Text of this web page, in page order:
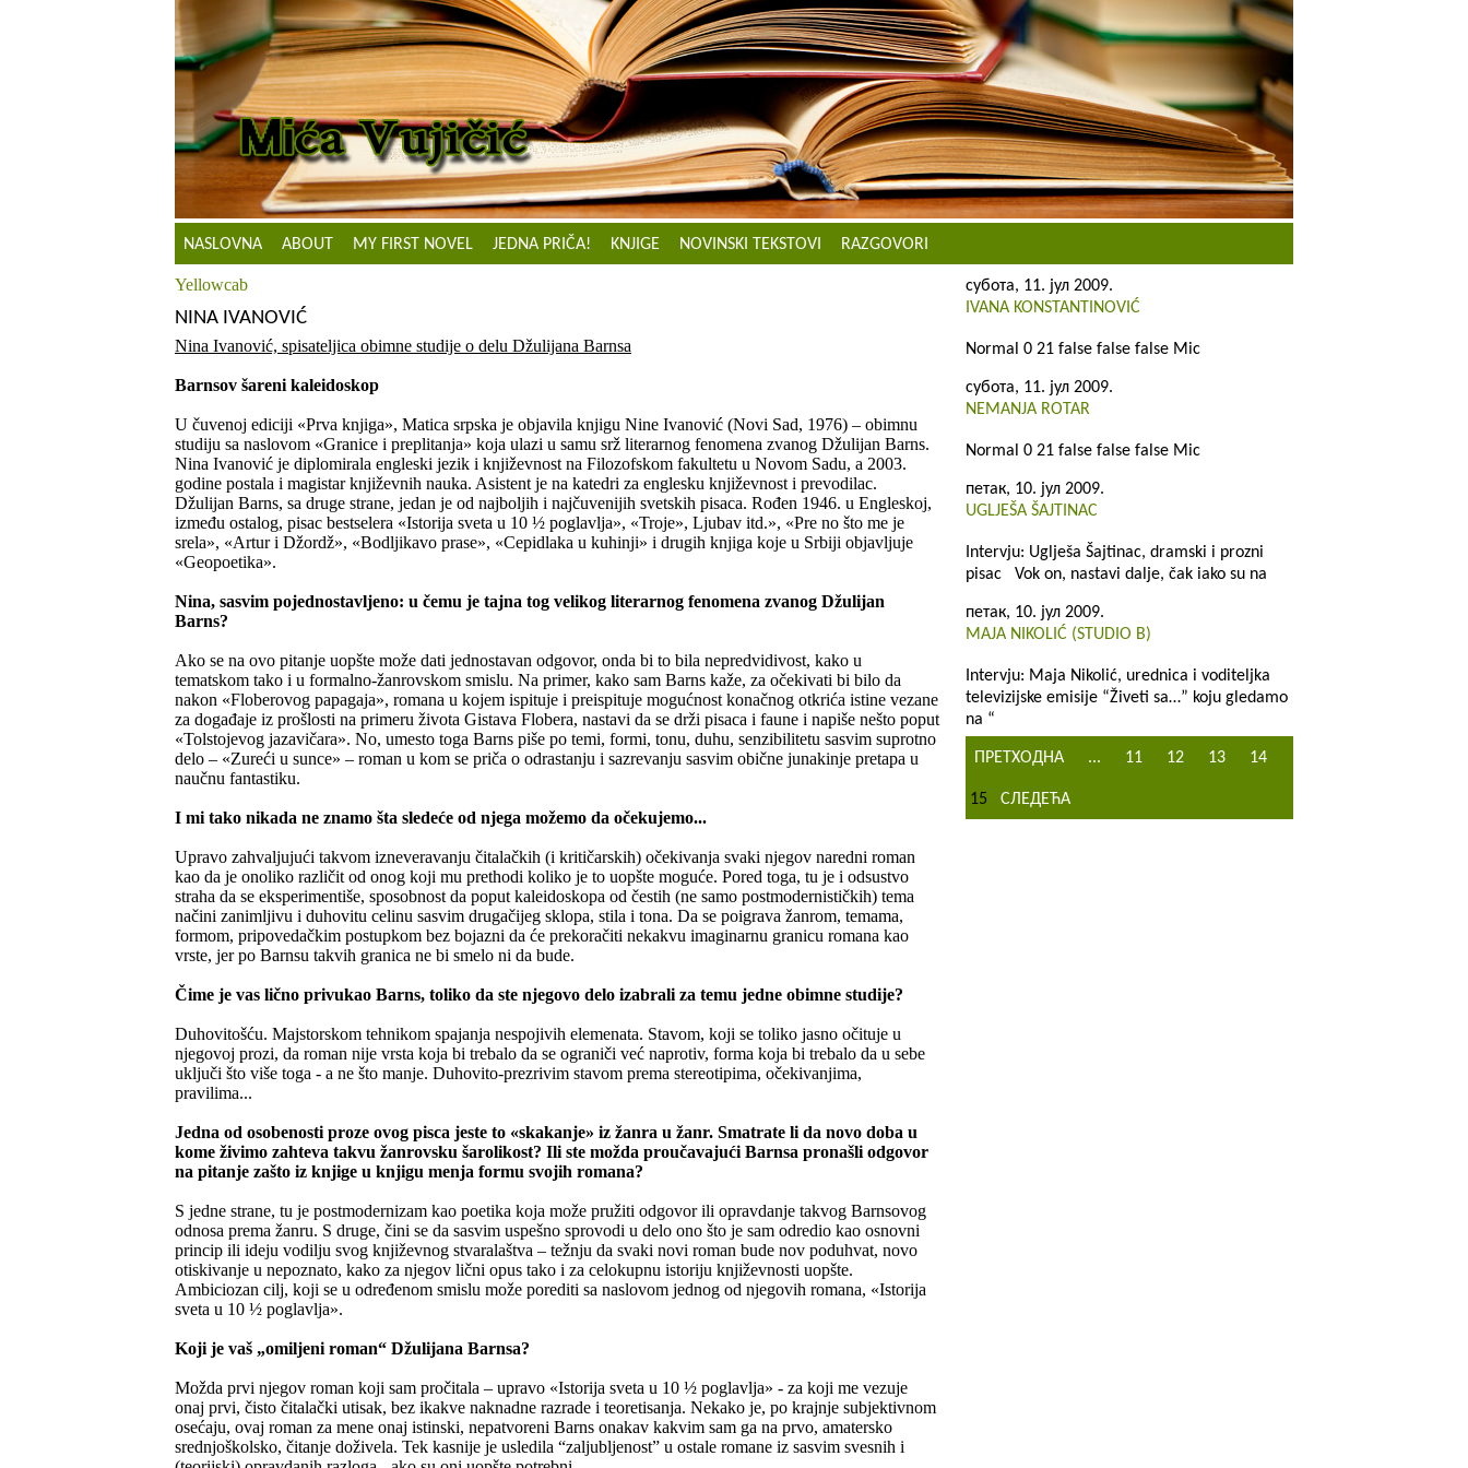
NASLOVNA ABOUT MY FIRST NOVEL JEDNA PRIČA! KNJIGE NOVINSKI TEKSTOVI RAZGOVORI
Yellowcab
NINA IVANOVIĆ
Nina Ivanović, spisateljica obimne studije o delu Džulijana Barnsa
Barnsov šareni kaleidoskop
U čuvenoj ediciji «Prva knjiga», Matica srpska je objavila knjigu Nine Ivanović (Novi Sad, 1976) – obimnu
studiju sa naslovom «Granice i preplitanja» koja ulazi u samu srž literarnog fenomena zvanog Džulijan Barns.
Nina Ivanović je diplomirala engleski jezik i književnost na Filozofskom fakultetu u Novom Sadu, a 2003.
godine postala i magistar književnih nauka. Asistent je na katedri za englesku književnost i prevodilac.
Džulijan Barns, sa druge strane, jedan je od najboljih i najčuvenijih svetskih pisaca. Rođen 1946. u Engleskoj,
između ostalog, pisac bestselera «Istorija sveta u 10 ½ poglavlja», «Troje», Ljubav itd.», «Pre no što me je
srela», «Artur i Džordž», «Bodljikavo prase», «Cepidlaka u kuhinji» i drugih knjiga koje u Srbiji objavljuje
«Geopoetika».
Nina, sasvim pojednostavljeno: u čemu je tajna tog velikog literarnog fenomena zvanog Džulijan
Barns?
Ako se na ovo pitanje uopšte može dati jednostavan odgovor, onda bi to bila nepredvidivost, kako u
tematskom tako i u formalno-žanrovskom smislu. Na primer, kako sam Barns kaže, za očekivati bi bilo da
nakon «Floberovog papagaja», romana u kojem ispituje i preispituje mogućnost konačnog otkrića istine vezane
za događaje iz prošlosti na primeru života Gistava Flobera, nastavi da se drži pisaca i faune i napiše nešto poput
«Tolstojevog jazavičara». No, umesto toga Barns piše po temi, formi, tonu, duhu, senzibilitetu sasvim suprotno
delo – «Zureći u sunce» – roman u kom se priča o odrastanju i sazrevanju sasvim obične junakinje pretapa u
naučnu fantastiku.
I mi tako nikada ne znamo šta sledeće od njega možemo da očekujemo...
Upravo zahvaljujući takvom izneveravanju čitalačkih (i kritičarskih) očekivanja svaki njegov naredni roman
kao da je onoliko različit od onog koji mu prethodi koliko je to uopšte moguće. Pored toga, tu je i odsustvo
straha da se eksperimentiše, sposobnost da poput kaleidoskopa od čestih (ne samo postmodernističkih) tema
načini zanimljivu i duhovitu celinu sasvim drugačijeg sklopa, stila i tona. Da se poigrava žanrom, temama,
formom, pripovedačkim postupkom bez bojazni da će prekoračiti nekakvu imaginarnu granicu romana kao
vrste, jer po Barnsu takvih granica ne bi smelo ni da bude.
Čime je vas lično privukao Barns, toliko da ste njegovo delo izabrali za temu jedne obimne studije?
Duhovitošću. Majstorskom tehnikom spajanja nespojivih elemenata. Stavom, koji se toliko jasno očituje u
njegovoj prozi, da roman nije vrsta koja bi trebalo da se ograniči već naprotiv, forma koja bi trebalo da u sebe
uključi što više toga - a ne što manje. Duhovito-prezrivim stavom prema stereotipima, očekivanjima,
pravilima...
Jedna od osobenosti proze ovog pisca jeste to «skakanje» iz žanra u žanr. Smatrate li da novo doba u
kome živimo zahteva takvu žanrovsku šarolikost? Ili ste možda proučavajući Barnsa pronašli odgovor
na pitanje zašto iz knjige u knjigu menja formu svojih romana?
S jedne strane, tu je postmodernizam kao poetika koja može pružiti odgovor ili opravdanje takvog Barnsovog
odnosa prema žanru. S druge, čini se da sasvim uspešno sprovodi u delo ono što je sam odredio kao osnovni
princip ili ideju vodilju svog književnog stvaralaštva – težnju da svaki novi roman bude nov poduhvat, novo
otiskivanje u nepoznato, kako za njegov lični opus tako i za celokupnu istoriju književnosti uopšte.
Ambiciozan cilj, koji se u određenom smislu može porediti sa naslovom jednog od njegovih romana, «Istorija
sveta u 10 ½ poglavlja».
Koji je vaš „omiljeni roman“ Džulijana Barnsa?
Možda prvi njegov roman koji sam pročitala – upravo «Istorija sveta u 10 ½ poglavlja» - za koji me vezuje
onaj prvi, čisto čitalački utisak, bez ikakve naknadne razrade i teoretisanja. Nekako je, po krajnje subjektivnom
osećaju, ovaj roman za mene onaj istinski, nepatvoreni Barns onakav kakvim sam ga na prvo, amatersko
srednjoškolsko, čitanje doživela. Tek kasnije je usledila “zaljubljenost” u ostale romane iz sasvim svesnih i
субота, 11. јул 2009.
IVANA KONSTANTINOVIĆ
Normal 0 21 false false false Mic
субота, 11. јул 2009.
NEMANJA ROTAR
Normal 0 21 false false false Mic
петак, 10. јул 2009.
UGLJEŠA ŠAJTINAC
Intervju: Uglješa Šajtinac, dramski i prozni
pisac Vok on, nastavi dalje, čak iako su na
петак, 10. јул 2009.
MAJA NIKOLIĆ (STUDIO B)
Intervju: Maja Nikolić, urednica i voditeljka
televizijske emisije “Živeti sa…” koju gledamo
na “
ПРЕТХОДНА ... 11 12 13 14
15 СЛЕДЕЋА